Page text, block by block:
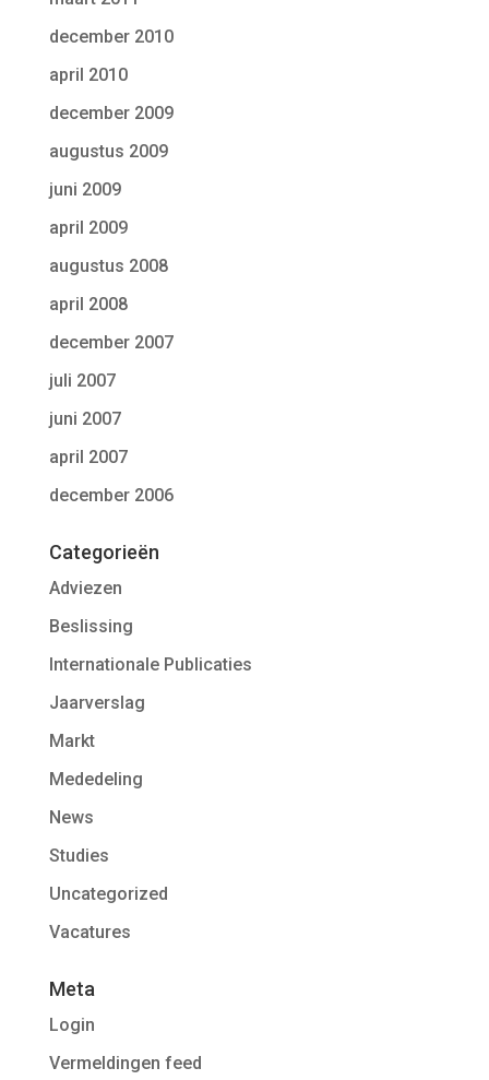
december 2010
april 2010
december 2009
augustus 2009
juni 2009
april 2009
augustus 2008
april 2008
december 2007
juli 2007
juni 2007
april 2007
december 2006
Categorieën
Adviezen
Beslissing
Internationale Publicaties
Jaarverslag
Markt
Mededeling
News
Studies
Uncategorized
Vacatures
Meta
Login
Vermeldingen feed